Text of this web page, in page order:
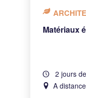
Matériaux
2 jours
A distance